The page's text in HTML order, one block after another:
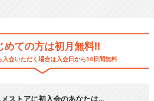
めての方は初月無料!!
会いただく場合は入会日から14日間無料
ストアに初入会のあなたは…